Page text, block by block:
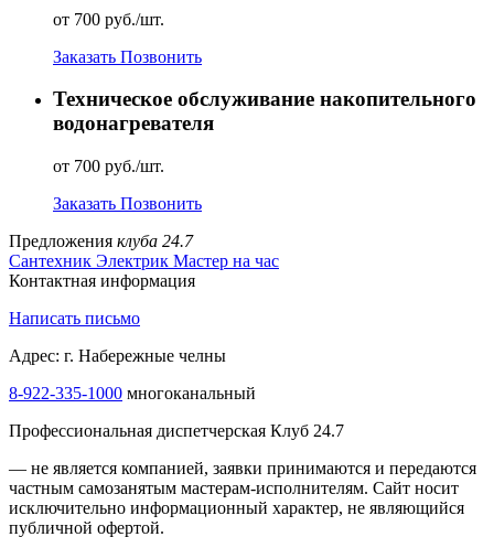
от 700 руб./шт.
Заказать Позвонить
Техническое обслуживание накопительного
водонагревателя
от 700 руб./шт.
Заказать Позвонить
Предложения клуба 24.7
Сантехник Электрик Мастер на час
Контактная информация
Написать письмо
Адрес: г. Набережные челны
8-922-335-1000 многоканальный
Профессиональная диспетчерская Клуб 24.7
— не является компанией, заявки принимаются и передаются
частным самозанятым мастерам‑исполнителям. Сайт носит
исключительно информационный характер, не являющийся
публичной офертой.